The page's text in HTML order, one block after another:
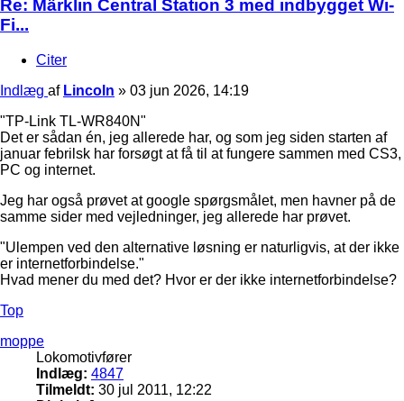
Re: Märklin Central Station 3 med indbygget Wi-
Fi...
Citer
Indlæg af Lincoln » 03 jun 2026, 14:19
"TP-Link TL-WR840N"
Det er sådan én, jeg allerede har, og som jeg siden starten af
januar febrilsk har forsøgt at få til at fungere sammen med CS3,
PC og internet.
Jeg har også prøvet at google spørgsmålet, men havner på de
samme sider med vejledninger, jeg allerede har prøvet.
"Ulempen ved den alternative løsning er naturligvis, at der ikke
er internetforbindelse."
Hvad mener du med det? Hvor er der ikke internetforbindelse?
Top
moppe
Lokomotivfører
Indlæg: 4847
Tilmeldt: 30 jul 2011, 12:22